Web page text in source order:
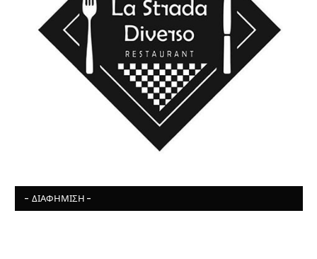
- ΔΙΑΦΉΜΙΣΗ -